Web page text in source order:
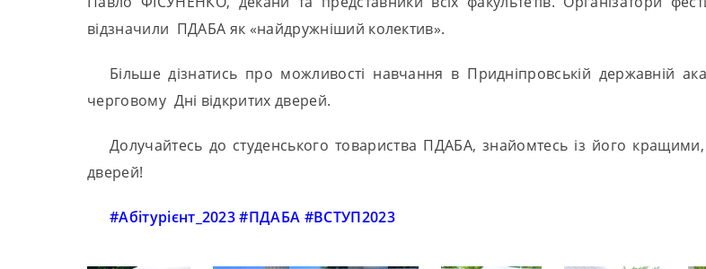
відзначили ПДАБА як «найдружніший колектив».
Більше дізнатись про можливості навчання в Придніпровській державній
черговому Дні відкритих дверей.
Долучайтесь до студенського товариства ПДАБА, знайомтесь із його
дверей!
#Абітурієнт_2023 #ПДАБА #ВСТУП2023